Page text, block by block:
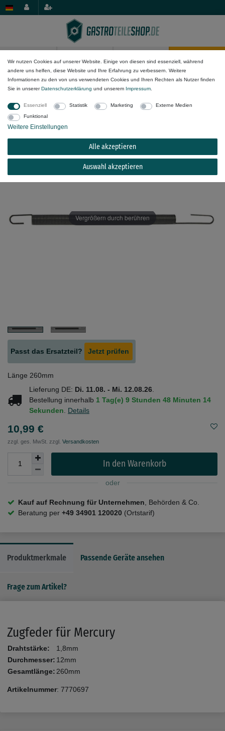
Mechanik-Komponenten Antriebstechnik & Federn Zugfedern
12mm Gesamtlänge 260mm
Vergrößern durch berühren
Passt das Ersatzteil? Jetzt prüfen
Länge 260mm
Lieferung DE: Di. 11.08. - Mi. 12.08.26
Bestellung innerhalb 1 Tag(e) 9 Stunden 48 Minuten 13
Sekunden
Details
10,99 €
zzgl. ges. MwSt. zzgl. Versandkosten
In den Warenkorb
oder
Kauf auf Rechnung für Unternehmen , Behörden & Co.
Beratung per +49 34901 120020 (Ortstarif)
Produktmerkmale Passende Geräte ansehen
Frage zum Artikel?
Zugfeder für Mercury
Drahtstärke:
1,8mm
Durchmesser: 12mm
Gesamtlänge:260mm
Artikelnummer: 7770697
Wir nutzen Cookies auf unserer Website. Einige von diesen sind essenziell, während
andere uns helfen, diese Website und Ihre Erfahrung zu verbessern. Weitere
Informationen zu den von uns verwendeten Cookies und Ihren Rechten als Nutzer finden
Sie in unsererDaten­schutz­erklärung und unserem Impressum
Essenziell Statistik Marketing
Externe Medien
Funktional
Weitere Einstellungen
Alle akzeptieren
Auswahl akzeptieren